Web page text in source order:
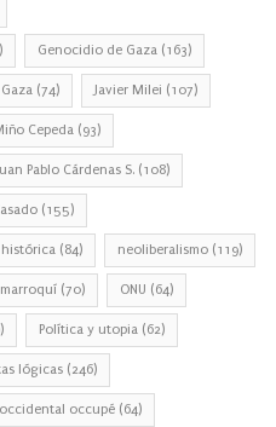
Genocidio de Gaza (163)
(74) Javier Milei (107)
Cepeda (93)
Pablo Cárdenas S. (108)
(155)
(84) neoliberalismo (119)
(70) ONU (64)
Política y utopia (62)
lógicas (246)
occupé (64)